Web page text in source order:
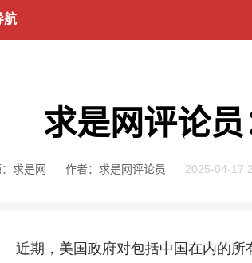
航
求是网评论
求是网 作者：求是网评论员 2025-04-17
期，美国政府对包括中国在内的所